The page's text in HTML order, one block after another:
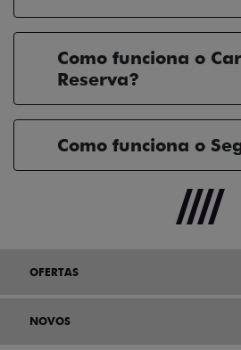
Como funciona o
Reserva?
Como funciona o
OFERTAS
NOVOS